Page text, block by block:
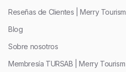
Reseñas de Clientes | Merry Tourism
Blog
Sobre nosotros
Membresía TURSAB | Merry Tourism